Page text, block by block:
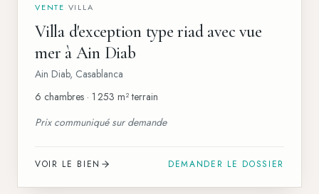
VENTE VILLA
Villa d'exception type riad avec vue
mer à Ain Diab
Ain Diab, Casablanca
6 chambres · 1 253 m² terrain
Prix communiqué sur demande
VOIR LE BIEN DEMANDER LE DOSSIER